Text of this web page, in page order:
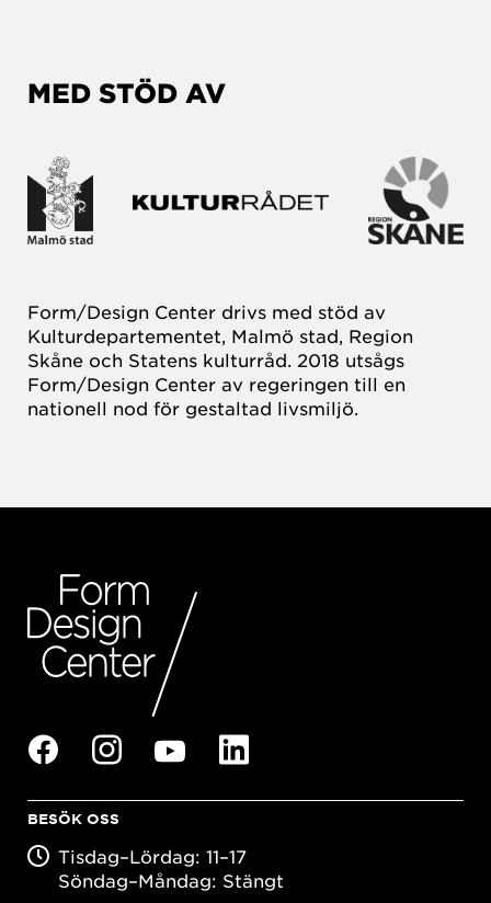
MED STÖD AV
Form/Design Center drivs med stöd av
Kulturdepartementet, Malmö stad, Region
Skåne och Statens kulturråd. 2018 utsågs
Form/Design Center av regeringen till en
nationell nod för gestaltad livsmiljö.
BESÖK OSS
Tisdag–Lördag: 11–17
Söndag–Måndag: Stängt